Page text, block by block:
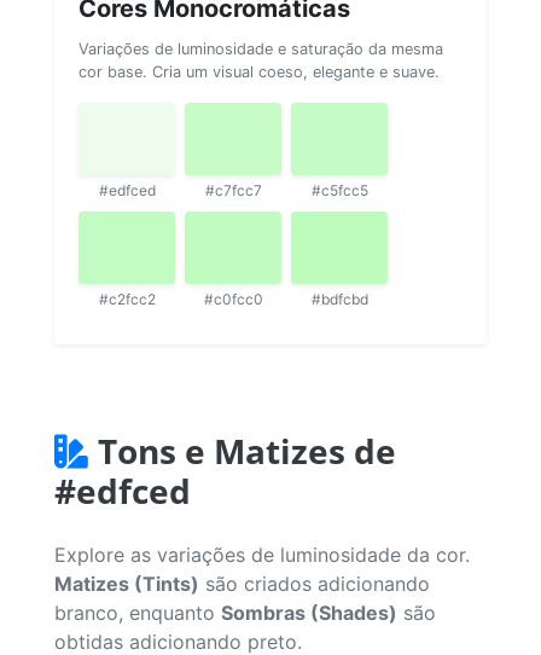
Cores Monocromáticas
Variações de luminosidade e saturação da mesma
cor base. Cria um visual coeso, elegante e suave.
#edfced #c7fcc7 #c5fcc5
#c2fcc2 #c0fcc0 #bdfcbd
Tons e Matizes de
#edfced
Explore as variações de luminosidade da cor.
Matizes (Tints) são criados adicionando
branco, enquanto Sombras (Shades) são
obtidas adicionando preto.